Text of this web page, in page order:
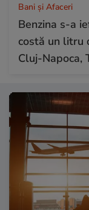
Bani și Afaceri
Benzina s-a
costă un litru
Cluj-Napoca,